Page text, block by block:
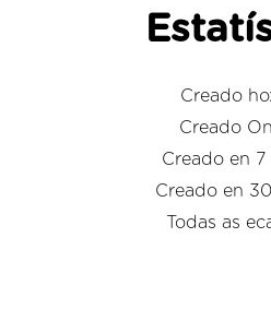
Creado
Creado
Creado en 7
Creado en
Todas as